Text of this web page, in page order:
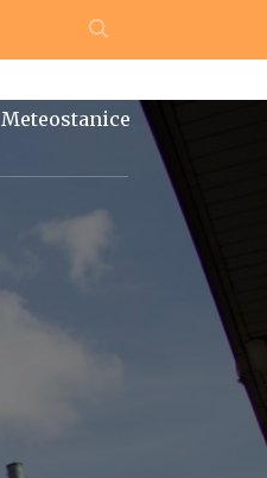
Meteostanice